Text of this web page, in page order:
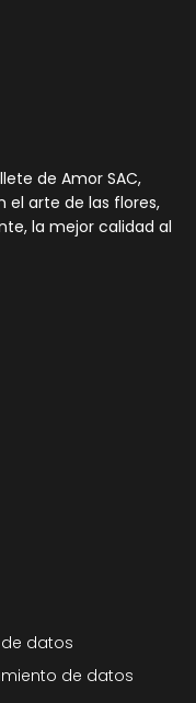
de Amor SAC,
el arte de las flores,
la mejor calidad al
datos
de datos